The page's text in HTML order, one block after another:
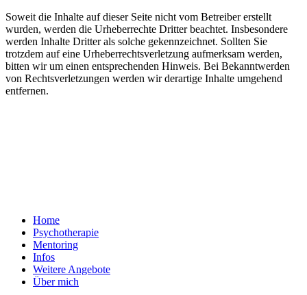
Soweit die Inhalte auf dieser Seite nicht vom Betreiber erstellt
wurden, werden die Urheberrechte Dritter beachtet. Insbesondere
werden Inhalte Dritter als solche gekennzeichnet. Sollten Sie
trotzdem auf eine Urheberrechtsverletzung aufmerksam werden,
bitten wir um einen entsprechenden Hinweis. Bei Bekanntwerden
von Rechtsverletzungen werden wir derartige Inhalte umgehend
entfernen.
Home
Psychotherapie
Mentoring
Infos
Weitere Angebote
Über mich